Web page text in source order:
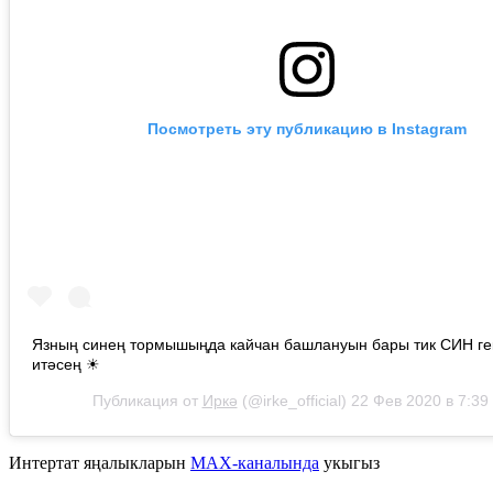
Посмотреть эту публикацию в Instagram
Язның синең тормышыңда кайчан башлануын бары тик СИН
итәсең ☀
Публикация от Иркә (@irke_official) 22 Фев 2020 в 7:39
Интертат яңалыкларын MAX-каналында укыгыз